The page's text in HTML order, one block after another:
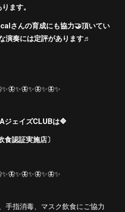
ます。
さんの育成にも協力🤝頂いてい
演奏には定評があります♬
ジェイズCLUBは🔷
食認証実施店〕
手指消毒、マスク飲食にご協力